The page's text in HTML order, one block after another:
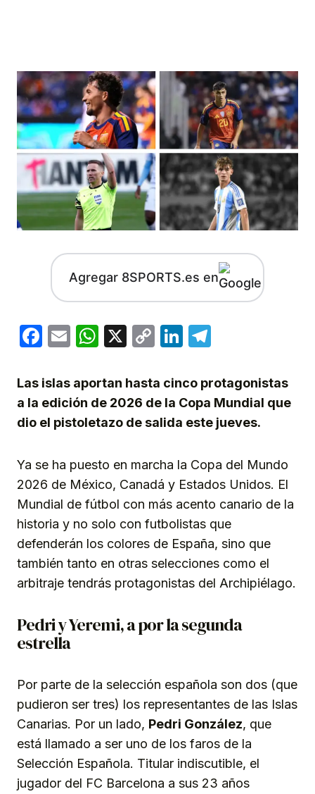
Agregar 8SPORTS.es en
Facebook
EmailWhatsApp
X
CopyLinkedIn
Las islas aportan hasta cinco protagonistas
a la edición de 2026 de la Copa Mundial que
dio el pistoletazo de salida este jueves.
Ya se ha puesto en marcha la Copa del Mundo
2026 de México, Canadá y Estados Unidos. El
Mundial de fútbol con más acento canario de la
historia y no solo con futbolistas que
defenderán los colores de España, sino que
también tanto en otras selecciones como el
arbitraje tendrás protagonistas del Archipiélago.
Pedri y Yeremi, a por la segunda
estrella
Por parte de la selección española son dos (que
pudieron ser tres) los representantes de las Islas
Canarias. Por un lado, Pedri González, que
está llamado a ser uno de los faros de la
Selección Española. Titular indiscutible, el
jugador del FC Barcelona a sus 23 años